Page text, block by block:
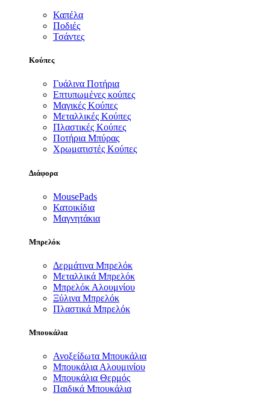
Καπέλα
Ποδιές
Τσάντες
Κούπες
Γυάλινα Ποτήρια
Επτυπωμένες κούπες
Μαγικές Κούπες
Μεταλλικές Κούπες
Πλαστικές Κούπες
Ποτήρια Μπύρας
Χρωματιστές Κούπες
Διάφορα
MousePads
Κατοικίδια
Μαγνητάκια
Μπρελόκ
Δερμάτινα Μπρελόκ
Μεταλλικά Μπρελόκ
Μπρελόκ Αλουμνίου
Ξύλινα Μπρελόκ
Πλαστικά Μπρελόκ
Μπουκάλια
Ανοξείδωτα Μπουκάλια
Μπουκάλια Αλουμινίου
Μπουκάλια Θερμός
Παιδικά Μπουκάλια